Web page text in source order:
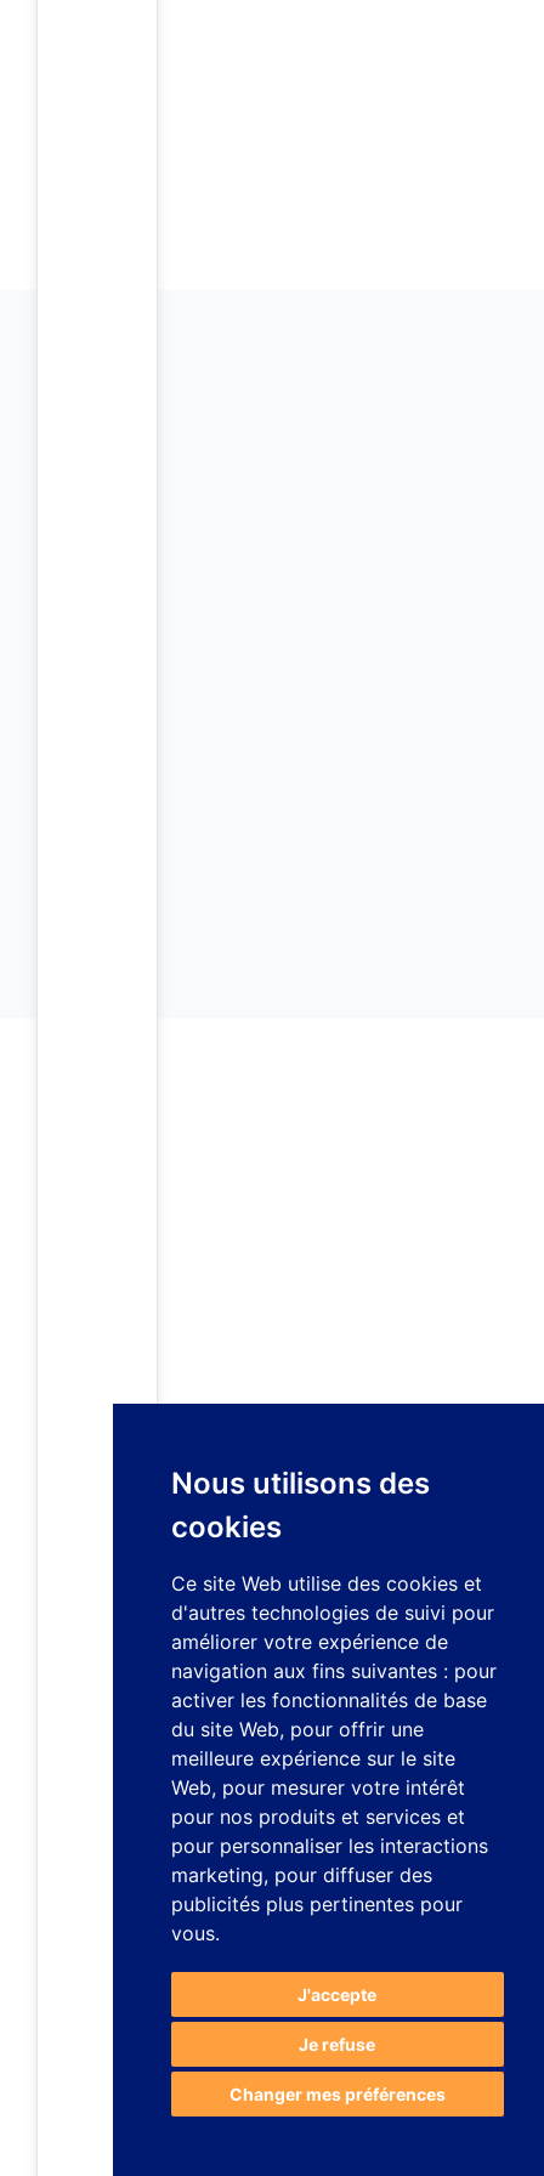
Nous utilisons des
cookies
Ce site Web utilise des cookies et
d'autres technologies de suivi pour
améliorer votre expérience de
navigation aux fins suivantes : pour
activer les fonctionnalités de base
du site Web, pour offrir une
meilleure expérience sur le site
Web, pour mesurer votre intérêt
pour nos produits et services et
pour personnaliser les interactions
marketing, pour diffuser des
publicités plus pertinentes pour
vous.
J'accepte
Je refuse
Changer mes préférences